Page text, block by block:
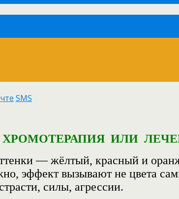
SMS
ХРОМОТЕРАПИЯ ИЛИ
— жёлтый, красный и
эффект вызывают не цвета
силы, агрессии.